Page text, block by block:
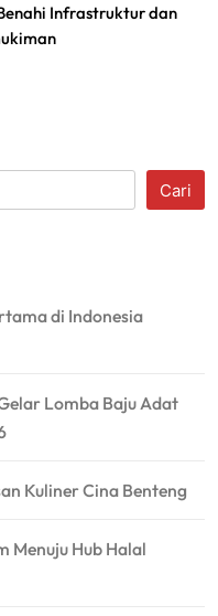
Infrastruktur dan
Cari
di Indonesia
Lomba Baju Adat
Kuliner Cina Benteng
Menuju Hub Halal